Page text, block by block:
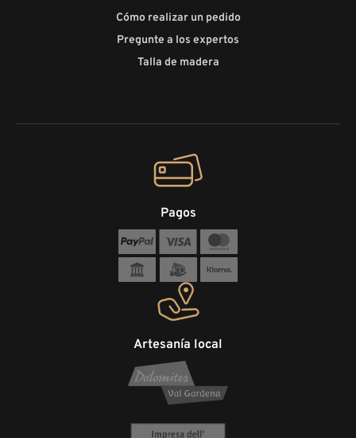
Cómo realizar un pedido
Pregunte a los expertos
Talla de madera
Artesanía local
Pagos